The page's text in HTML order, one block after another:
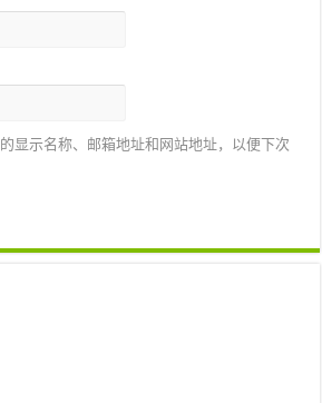
显示名称、邮箱地址和网站地址，以便下次